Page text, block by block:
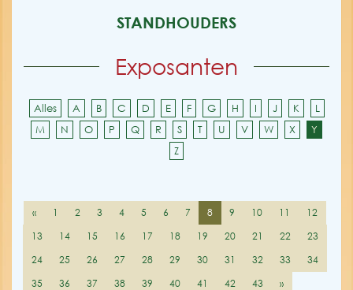
STANDHOUDERS
Exposanten
Alles A B C D E F G H I J K
L
M
N O P Q R S T U V W X
Y
Z
« 1 2 3 4 5 6 7 8 9 10 11
12
13
14 15 16 17 18 19 20 21 22
23
24
25 26 27 28 29 30 31 32 33
34
35
36 37 38 39 40 41 42 43 »